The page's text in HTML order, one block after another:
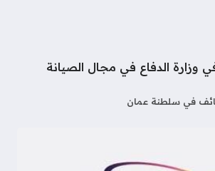
وزارة الدفاع في مجال الصيانة
في سلطنة عمان